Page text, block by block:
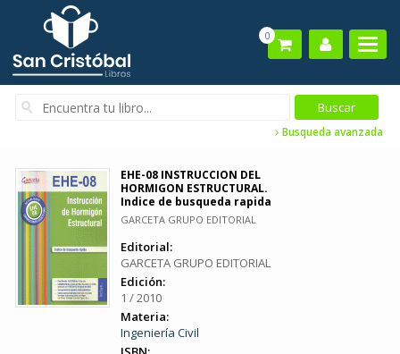
0
Busqueda avanzada
EHE-08 INSTRUCCION DEL
HORMIGON ESTRUCTURAL.
Indice de busqueda rapida
GARCETA GRUPO EDITORIAL
Editorial:
GARCETA GRUPO EDITORIAL
Edición:
1 / 2010
Materia:
Ingeniería Civil